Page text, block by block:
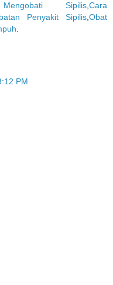
Sipilis Cara
Penyakit Sipilis Obat
PM